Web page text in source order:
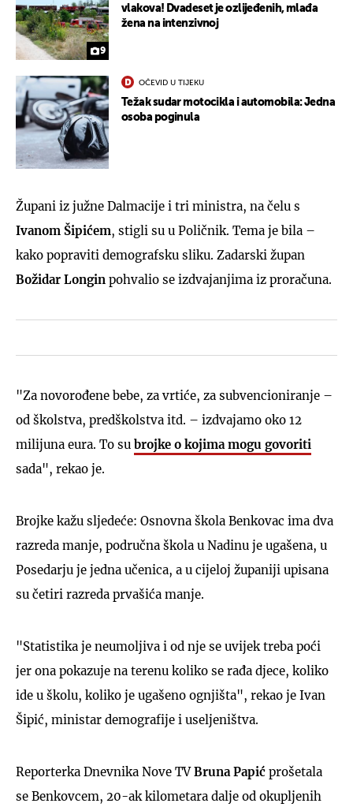
9
vlakova! Dvadeset je ozlijeđenih, mlađa
žena na intenzivnoj
OČEVID U TIJEKU
Težak sudar motocikla i automobila: Jedna
osoba poginula
Župani iz južne Dalmacije i tri ministra, na čelu s
Ivanom Šipićem, stigli su u Poličnik. Tema je bila –
kako popraviti demografsku sliku. Zadarski župan
Božidar Longin pohvalio se izdvajanjima iz proračuna.
"Za novorođene bebe, za vrtiće, za subvencioniranje –
od školstva, predškolstva itd. – izdvajamo oko 12
milijuna eura. To su brojke o kojima mogu govoriti
sada", rekao je.
Brojke kažu sljedeće: Osnovna škola Benkovac ima dva
razreda manje, područna škola u Nadinu je ugašena, u
Posedarju je jedna učenica, a u cijeloj županiji upisana
su četiri razreda prvašića manje.
"Statistika je neumoljiva i od nje se uvijek treba poći
jer ona pokazuje na terenu koliko se rađa djece, koliko
ide u školu, koliko je ugašeno ognjišta", rekao je Ivan
Šipić, ministar demografije i useljeništva.
Reporterka Dnevnika Nove TVBruna Papić prošetala
se Benkovcem, 20-ak kilometara dalje od okupljenih